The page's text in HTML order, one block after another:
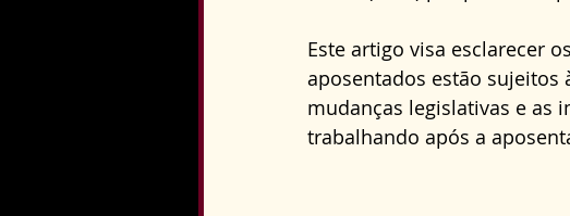
Direito Constitucional Direito
Este artigo visa esclarecer
aposentados estão sujeitos
mudanças legislativas e as
trabalhando após a